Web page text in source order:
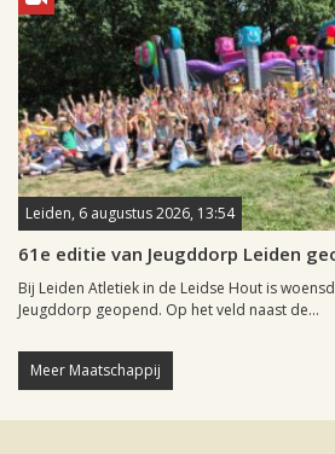
Leiden, 6 augustus 2026, 13:54
61e editie van Jeugddorp Leiden
Bij Leiden Atletiek in de Leidse Hout is
Jeugddorp geopend. Op het veld naast de...
Meer Maatschappij